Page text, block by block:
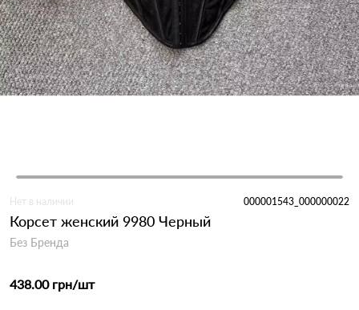
Нет в наличии 000001543_000000022
Корсет женский 9980 Черный
Без Бренда
438.00 грн/шт